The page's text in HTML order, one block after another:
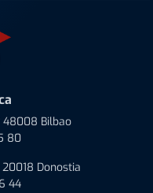
48008 Bilbao
80
Donostia
44